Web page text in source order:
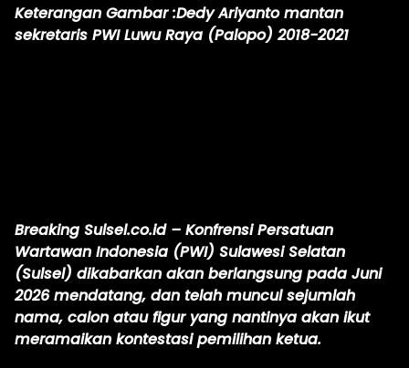
Keterangan Gambar :Dedy Ariyanto mantan
sekretaris PWI Luwu Raya (Palopo) 2018-2021
Breaking Sulsel.co.id – Konfrensi Persatuan
Wartawan Indonesia (PWI) Sulawesi Selatan
(Sulsel) dikabarkan akan berlangsung pada Juni
2026 mendatang, dan telah muncul sejumlah
nama, calon atau figur yang nantinya akan ikut
meramaikan kontestasi pemilihan ketua.